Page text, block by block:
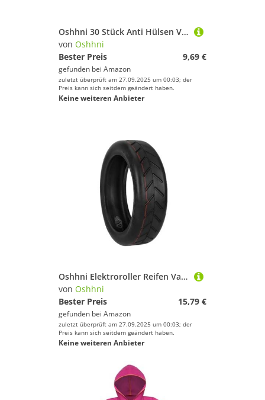
Oshhni 30 Stück Anti Hülsen Vorfach Hülsen Schnurschutz Montagezubehör Und Haar Rig Komponenten mit Glatter Oberfläche für Die Schnur für Die Herstell, Grün
von Oshhni
Bester Preis
9,69 €
gefunden bei Amazon
zuletzt überprüft am 27.09.2025 um 00:03; der
Preis kann sich seitdem geändert haben.
Keine weiteren Anbieter
Oshhni Elektroroller Reifen Vakuumreifen Ersatzreifen Gummireifen Radreifen Verschleißfest Und Druckbeständig Aus Gummi für Elektroroller Und Fahrten bei Je
von Oshhni
Bester Preis
15,79 €
gefunden bei Amazon
zuletzt überprüft am 27.09.2025 um 00:03; der
Preis kann sich seitdem geändert haben.
Keine weiteren Anbieter